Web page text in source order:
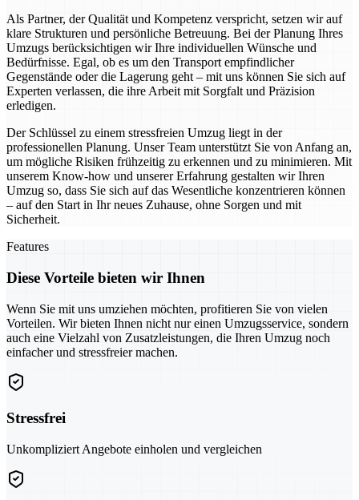
Als Partner, der Qualität und Kompetenz verspricht, setzen wir auf
klare Strukturen und persönliche Betreuung. Bei der Planung Ihres
Umzugs berücksichtigen wir Ihre individuellen Wünsche und
Bedürfnisse. Egal, ob es um den Transport empfindlicher
Gegenstände oder die Lagerung geht – mit uns können Sie sich auf
Experten verlassen, die ihre Arbeit mit Sorgfalt und Präzision
erledigen.
Der Schlüssel zu einem stressfreien Umzug liegt in der
professionellen Planung. Unser Team unterstützt Sie von Anfang an,
um mögliche Risiken frühzeitig zu erkennen und zu minimieren. Mit
unserem Know-how und unserer Erfahrung gestalten wir Ihren
Umzug so, dass Sie sich auf das Wesentliche konzentrieren können
– auf den Start in Ihr neues Zuhause, ohne Sorgen und mit
Sicherheit.
Features
Diese Vorteile bieten wir Ihnen
Wenn Sie mit uns umziehen möchten, profitieren Sie von vielen
Vorteilen. Wir bieten Ihnen nicht nur einen Umzugsservice, sondern
auch eine Vielzahl von Zusatzleistungen, die Ihren Umzug noch
einfacher und stressfreier machen.
Stressfrei
Unkompliziert Angebote einholen und vergleichen